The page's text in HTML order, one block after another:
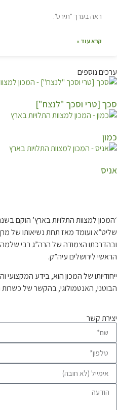
ראה בערך "תירס".
קרא עוד »
ערכים נוספים
סכך [טרי וסכך "לנצח"]
כמון
אניס
‘המכון למצוות התלויות בארץ’ הוקם
שליט”א ועומד מאז תחת נשיאותו של
ובהדרכתו הצמודה של הרה”ג רבי
הראשי לירושלים עיה”ק.
ייחודיותו של המכון הוא, בידע
הבוטני, האנטמולוגי, בהקשר של כשרות
יצירת קשר